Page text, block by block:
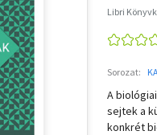
Libri
Sorozat:
A
sejtek a
konkrét